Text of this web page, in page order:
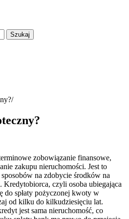
zobowiązanie finansowe,
zakupu nieruchomości. Jest to
na zdobycie środków na
Kredytobiorca, czyli osoba ubiegająca
do spłaty pożyczonej kwoty w
od kilku do kilkudziesięciu lat.
jest sama nieruchomość, co